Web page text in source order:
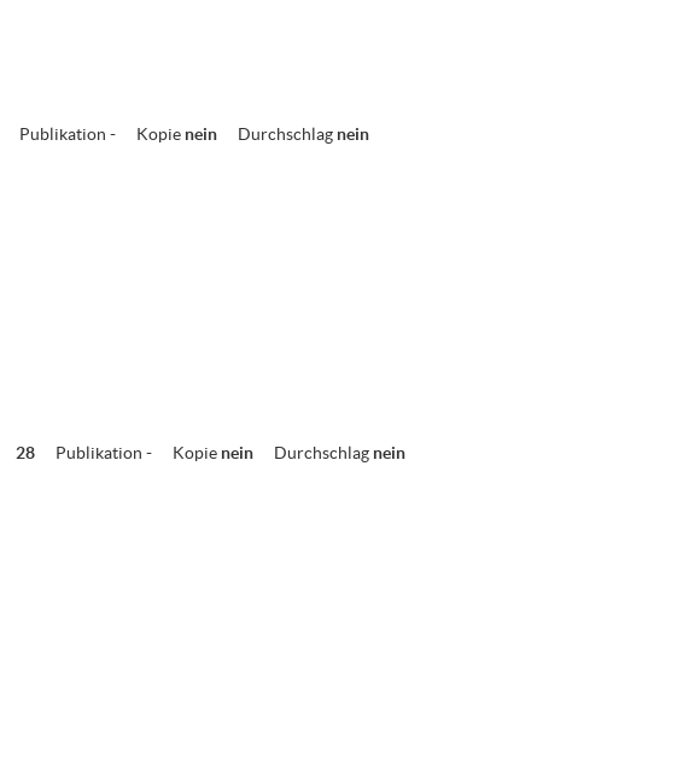
Publikation - Kopie nein Durchschlag nein
28 Publikation - Kopie nein Durchschlag nein